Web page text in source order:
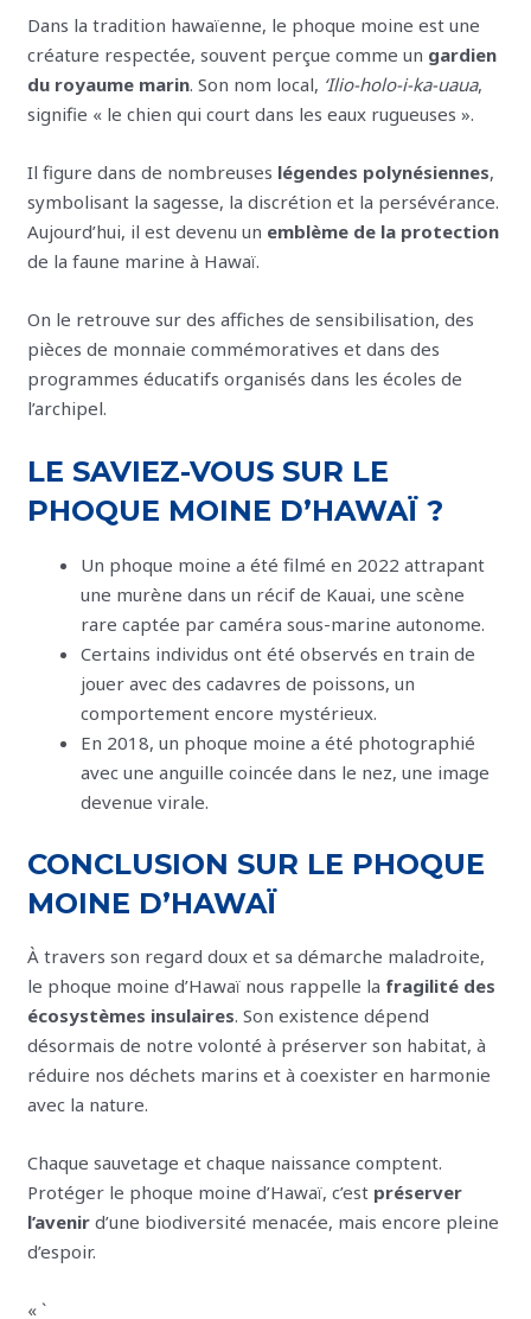
Dans la tradition hawaïenne, le phoque moine est une
créature respectée, souvent perçue comme un gardien
du royaume marin. Son nom local, ʻIlio-holo-i-ka-uaua,
signifie « le chien qui court dans les eaux rugueuses ».
Il figure dans de nombreuses légendes polynésiennes,
symbolisant la sagesse, la discrétion et la persévérance.
Aujourd’hui, il est devenu un emblème de la protection
de la faune marine à Hawaï.
On le retrouve sur des affiches de sensibilisation, des
pièces de monnaie commémoratives et dans des
programmes éducatifs organisés dans les écoles de
l’archipel.
LE SAVIEZ-VOUS SUR LE
PHOQUE MOINE D’HAWAÏ ?
Un phoque moine a été filmé en 2022 attrapant
une murène dans un récif de Kauai, une scène
rare captée par caméra sous-marine autonome.
Certains individus ont été observés en train de
jouer avec des cadavres de poissons, un
comportement encore mystérieux.
En 2018, un phoque moine a été photographié
avec une anguille coincée dans le nez, une image
devenue virale.
CONCLUSION SUR LE PHOQUE
MOINE D’HAWAÏ
À travers son regard doux et sa démarche maladroite,
le phoque moine d’Hawaï nous rappelle la fragilité des
écosystèmes insulaires. Son existence dépend
désormais de notre volonté à préserver son habitat, à
réduire nos déchets marins et à coexister en harmonie
avec la nature.
Chaque sauvetage et chaque naissance comptent.
Protéger le phoque moine d’Hawaï, c’est préserver
l’avenir d’une biodiversité menacée, mais encore pleine
d’espoir.
« `